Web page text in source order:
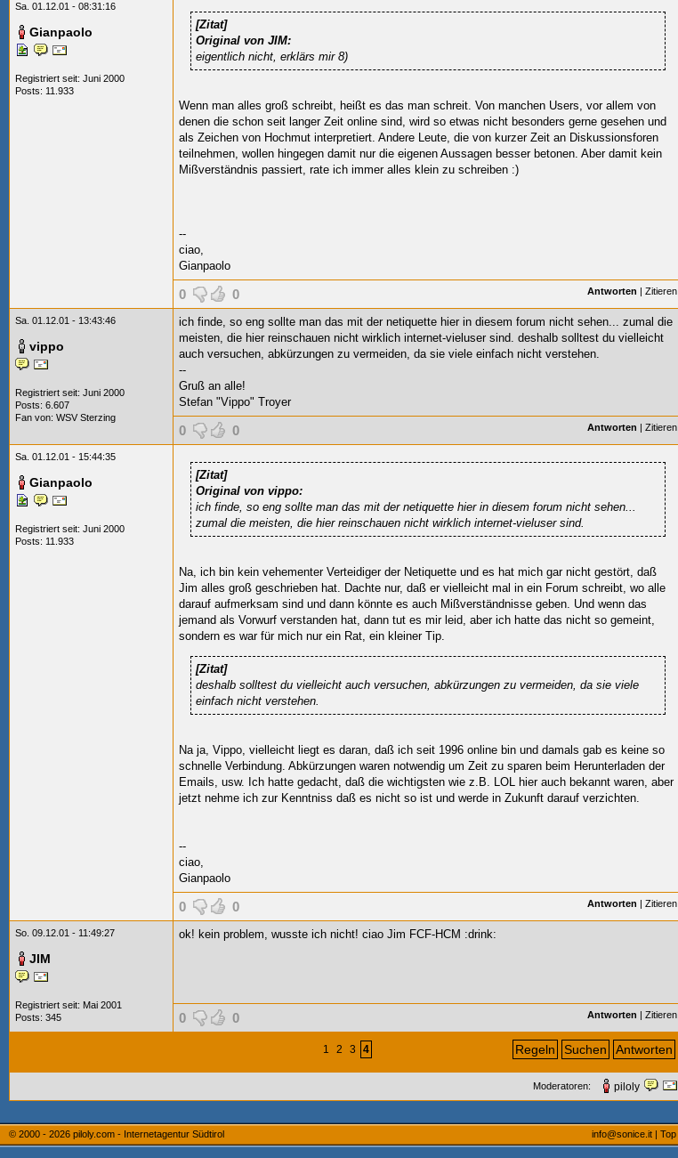
Sa. 01.12.01 - 08:31:16
Gianpaolo
Registriert seit: Juni 2000
Posts: 11.933
[Zitat]
Original von JIM:
eigentlich nicht, erklärs mir 8)
Wenn man alles groß schreibt, heißt es das man schreit. Von manchen Users, vor allem von
denen die schon seit langer Zeit online sind, wird so etwas nicht besonders gerne gesehen und
als Zeichen von Hochmut interpretiert. Andere Leute, die von kurzer Zeit an Diskussionsforen
teilnehmen, wollen hingegen damit nur die eigenen Aussagen besser betonen. Aber damit kein
Mißverständnis passiert, rate ich immer alles klein zu schreiben :)
--
ciao,
Gianpaolo
0 0 Antworten | Zitieren
Sa. 01.12.01 - 13:43:46
vippo
Registriert seit: Juni 2000
Posts: 6.607
Fan von: WSV Sterzing
ich finde, so eng sollte man das mit der netiquette hier in diesem forum nicht sehen... zumal die
meisten, die hier reinschauen nicht wirklich internet-vieluser sind. deshalb solltest du vielleicht
auch versuchen, abkürzungen zu vermeiden, da sie viele einfach nicht verstehen.
--
Gruß an alle!
Stefan "Vippo" Troyer
0 0 Antworten | Zitieren
Sa. 01.12.01 - 15:44:35
Gianpaolo
Registriert seit: Juni 2000
Posts: 11.933
[Zitat]
Original von vippo:
ich finde, so eng sollte man das mit der netiquette hier in diesem forum nicht sehen...
zumal die meisten, die hier reinschauen nicht wirklich internet-vieluser sind.
Na, ich bin kein vehementer Verteidiger der Netiquette und es hat mich gar nicht gestört, daß
Jim alles groß geschrieben hat. Dachte nur, daß er vielleicht mal in ein Forum schreibt, wo alle
darauf aufmerksam sind und dann könnte es auch Mißverständnisse geben. Und wenn das
jemand als Vorwurf verstanden hat, dann tut es mir leid, aber ich hatte das nicht so gemeint,
sondern es war für mich nur ein Rat, ein kleiner Tip.
[Zitat]
deshalb solltest du vielleicht auch versuchen, abkürzungen zu vermeiden, da sie viele
einfach nicht verstehen.
Na ja, Vippo, vielleicht liegt es daran, daß ich seit 1996 online bin und damals gab es keine so
schnelle Verbindung. Abkürzungen waren notwendig um Zeit zu sparen beim Herunterladen der
Emails, usw. Ich hatte gedacht, daß die wichtigsten wie z.B. LOL hier auch bekannt waren, aber
jetzt nehme ich zur Kenntniss daß es nicht so ist und werde in Zukunft darauf verzichten.
--
ciao,
Gianpaolo
0 0 Antworten | Zitieren
So. 09.12.01 - 11:49:27
JIM
Registriert seit: Mai 2001
Posts: 345
ok! kein problem, wusste ich nicht! ciao Jim FCF-HCM :drink:
0 0 Antworten | Zitieren
1 2 3 4 Regeln Suchen Antworten
Moderatoren: piloly
© 2000 - 2026 piloly.com - Internetagentur Südtirol info@sonice.it | Top